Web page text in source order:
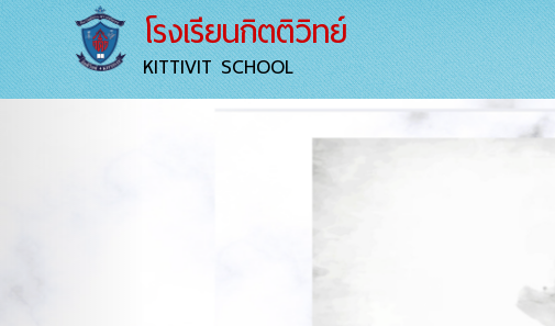
โรงเรียนกิตติวิทย์
KITTIVIT SCHOOL